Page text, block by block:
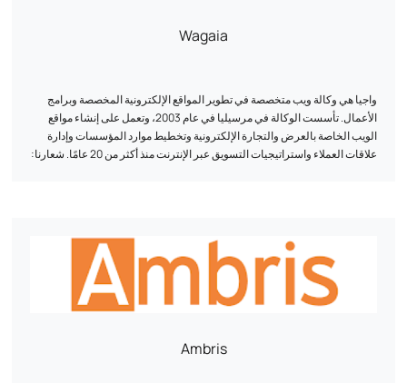
Wagaia
واجيا هي وكالة ويب متخصصة في تطوير المواقع الإلكترونية المخصصة وبرامج
الأعمال. تأسست الوكالة في مرسيليا في عام 2003، وتعمل على إنشاء مواقع
الويب الخاصة بالعرض والتجارة الإلكترونية وتخطيط موارد المؤسسات وإدارة
علاقات العملاء واستراتيجيات التسويق عبر الإنترنت منذ أكثر من 20 عامًا. شعارنا:
ونتائجك على الإنترنت.
Ambris